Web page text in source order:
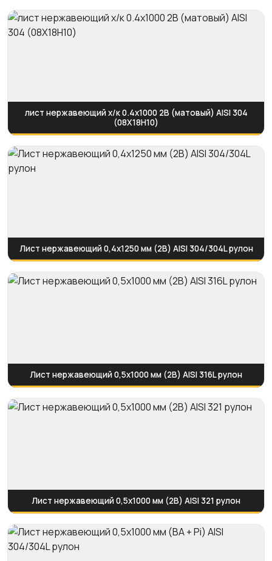
лист нержавеющий х/к 0.4х1000 2B (матовый) AISI 304
(08Х18Н10)
Лист нержавеющий 0,4х1250 мм (2B) AISI 304/304L рулон
Лист нержавеющий 0,5х1000 мм (2B) AISI 316L рулон
Лист нержавеющий 0,5х1000 мм (2B) AISI 321 рулон